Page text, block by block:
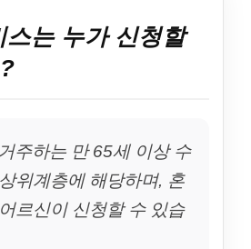
스는 누가 신청할
주하는 만 65세 이상 수
위계층에 해당하며, 혼
르신이 신청할 수 있습